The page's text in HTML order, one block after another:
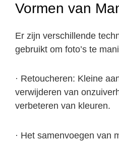
Vormen van
Er zijn verschillende
gebruikt om foto’s te
· Retoucheren: Kleine
verwijderen van
verbeteren van kleuren.
· Het samenvoegen van